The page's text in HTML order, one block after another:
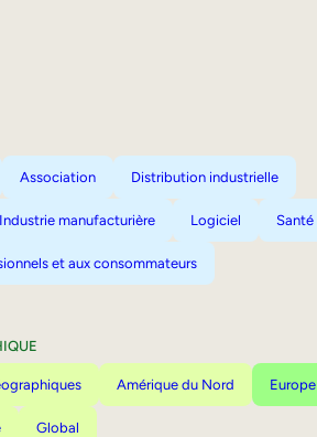
Association Distribution industrielle
Industrie manufacturière Logiciel Santé
et aux consommateurs
Amérique du Nord Europe
Global